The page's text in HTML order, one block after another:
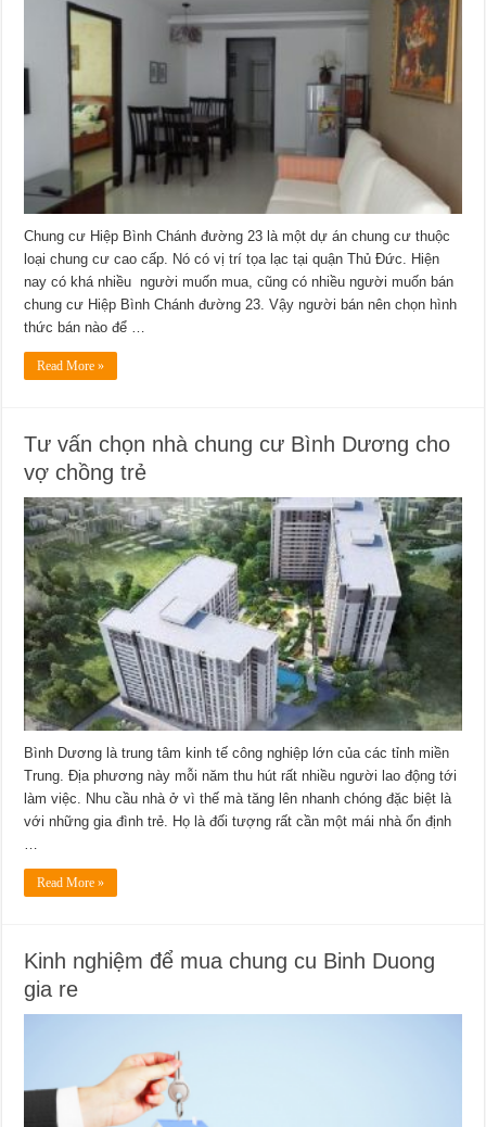
Chung cư Hiệp Bình Chánh đường 23 là một dự án chung cư thuộc
loại chung cư cao cấp. Nó có vị trí tọa lạc tại quận Thủ Đức. Hiện
nay có khá nhiều người muốn mua, cũng có nhiều người muốn bán
chung cư Hiệp Bình Chánh đường 23. Vậy người bán nên chọn hình
thức bán nào để …
Read More »
Tư vấn chọn nhà chung cư Bình Dương cho
vợ chồng trẻ
Bình Dương là trung tâm kinh tế công nghiệp lớn của các tỉnh miền
Trung. Địa phương này mỗi năm thu hút rất nhiều người lao động tới
làm việc. Nhu cầu nhà ở vì thế mà tăng lên nhanh chóng đặc biệt là
với những gia đình trẻ. Họ là đối tượng rất cần một mái nhà ổn định
…
Read More »
Kinh nghiệm để mua chung cu Binh Duong
gia re